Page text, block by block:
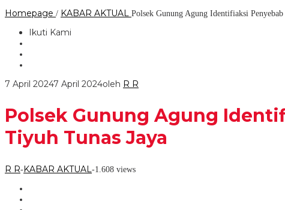
Homepage / KABAR AKTUAL Polsek Gunung Agung Identifiaksi
Ikuti Kami
7 April 20247 April 2024oleh R R
Polsek Gunung Agung
Tiyuh Tunas Jaya
R R-KABAR AKTUAL-1.608 views